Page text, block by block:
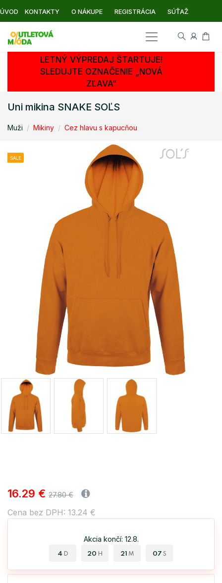
ÚVOD KONTAKTY O NÁKUPE REGISTRÁCIA SÚŤAŽ
LETNÝ VÝPREDAJ ŠTARTUJE!
SLEDUJTE OZNAČENIE „NOVÁ
ZĽAVA“
Uni mikina SNAKE SOĽS
Muži Mikiny Cez hlavu s kapucňou
SALE
16.29 € 27.80 €
Cena bez DPH: 13.24 €
Akcia končí: 12.8.
4 D 20 H 21 M 07 S